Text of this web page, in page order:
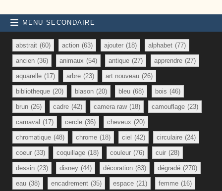
MENU SECONDAIRE
abstrait (60) action (63) ajouter (18) alphabet (77)
ancien (36) animaux (54) antique (27) apprendre (27)
aquarelle (17) arbre (23) art nouveau (26)
bibliotheque (20) blason (20) bleu (68) bois (46)
brun (26) cadre (42) camera raw (18) camouflage (23)
carnaval (17) cercle (36) cheveux (20)
chromatique (48) chrome (18) ciel (42) circulaire (24)
coeur (33) coquillage (18) couleur (76) cuir (28)
dessin (23) disney (44) décoration (83) dégradé (270)
eau (38) encadrement (35) espace (21) femme (16)